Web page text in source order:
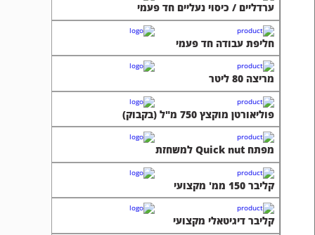
ערדליים / כיסוי נעליים חד פעמי
חליפת עבודה חד פעמי
מריצה 80 ליטר
פוליאורטן מוקצץ 750 מ"ל (בקבוק)
מפתח Quick nut למשחזת
קליבר 150 ממ' מקצועי
קליבר דיגיטאלי מקצועי